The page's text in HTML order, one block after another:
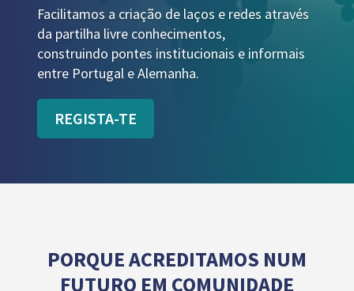
Facilitamos a criação de laços e redes através
da partilha livre conhecimentos,
construindo pontes institucionais e informais
entre Portugal e Alemanha.
REGISTA-TE
PORQUE ACREDITAMOS NUM
FUTURO EM COMUNIDADE